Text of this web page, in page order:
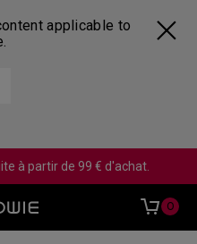
applicable to
à partir de 99 € d'achat.
0